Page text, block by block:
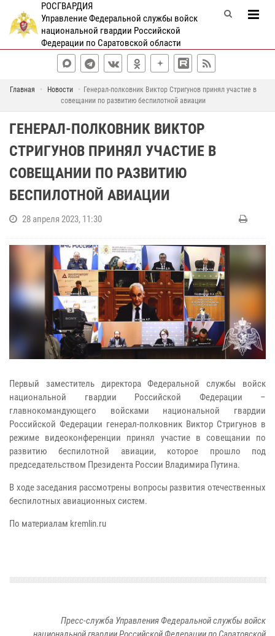
РОСГВАРДИЯ
Управление Федеральной службы войск
национальной гвардии Российской
Федерации по Саратовской области
Главная Новости
Генерал-полковник Виктор Стригунов принял участие в
совещании по развитию беспилотной авиации
ГЕНЕРАЛ-ПОЛКОВНИК ВИКТОР
СТРИГУНОВ ПРИНЯЛ УЧАСТИЕ В
СОВЕЩАНИИ ПО РАЗВИТИЮ
БЕСПИЛОТНОЙ АВИАЦИИ
28 апреля 2023, 11:30
Первый заместитель директора Федеральной службы войск
национальной гвардии Российской Федерации –
главнокомандующего войсками национальной гвардии
Российской Федерации генерал-полковник Виктор Стригунов в
режиме видеоконференции принял участие в совещании по
развитию беспилотной авиации, которое прошло под
председательством Президента России Владимира Путина.
В ходе заседания рассмотрены вопросы развития отечественных
беспилотных авиационных систем.
По материалам kremlin.ru
Пресс-служба Управления Федеральной службы войск